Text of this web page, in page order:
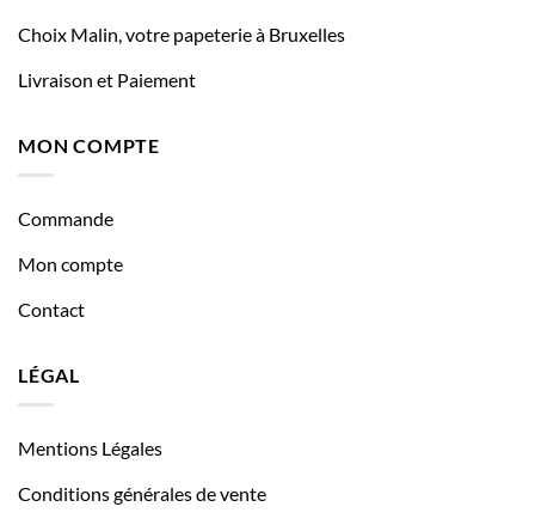
Choix Malin, votre papeterie à Bruxelles
Livraison et Paiement
MON COMPTE
Commande
Mon compte
Contact
LÉGAL
Mentions Légales
Conditions générales de vente